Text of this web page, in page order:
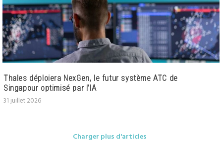
Thales déploiera NexGen, le futur système ATC de
Singapour optimisé par l’IA
31 juillet 2026
Charger plus d'articles